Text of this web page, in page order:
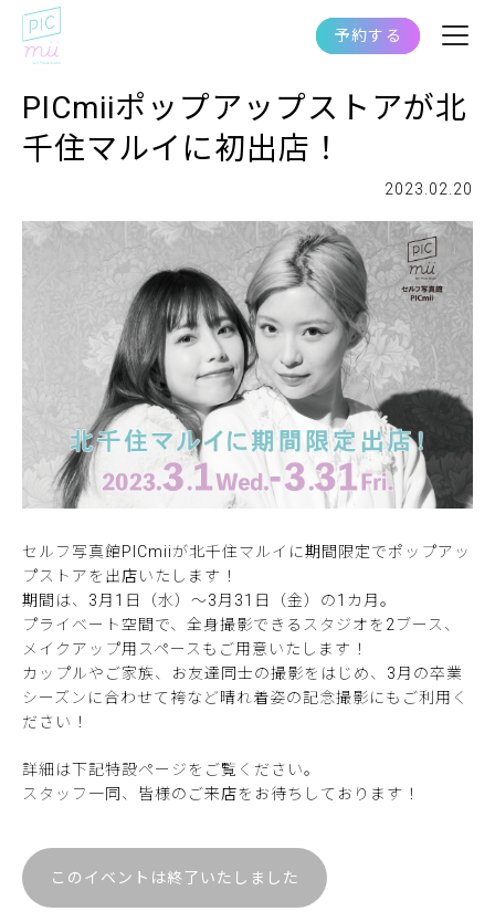
予約する
PICmiiポップアップストアが北
千住マルイに初出店！
2023.02.20
セルフ写真館PICmiiが北千住マルイに期間限定でポップアッ
プストアを出店いたします！
期間は、3月1日（水）～3月31日（金）の1カ月。
プライベート空間で、全身撮影できるスタジオを2ブース、
メイクアップ用スペースもご用意いたします！
カップルやご家族、お友達同士の撮影をはじめ、3月の卒業
シーズンに合わせて袴など晴れ着姿の記念撮影にもご利用く
ださい！
詳細は下記特設ページをご覧ください。
スタッフ一同、皆様のご来店をお待ちしております！
このイベントは終了いたしました